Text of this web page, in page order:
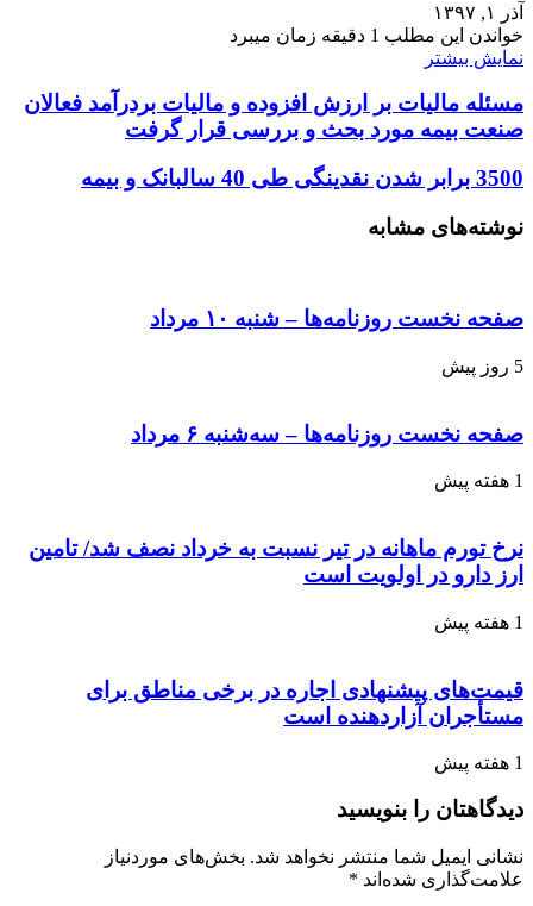
آذر ۱, ۱۳۹۷
خواندن این مطلب 1 دقیقه زمان میبرد
نمایش بیشتر
مسئله مالیات بر ارزش افزوده و مالیات بردرآمد فعالان
صنعت بیمه مورد بحث و بررسی قرار گرفت
3500 برابر شدن نقدینگی طی 40 سالبانک و بیمه
نوشته‌های مشابه
صفحه نخست روزنامه‌ها – شنبه ۱۰ مرداد
5 روز پیش
صفحه نخست روزنامه‌ها – سه‌شنبه ۶ مرداد
1 هفته پیش
نرخ تورم ماهانه در تیر نسبت به خرداد نصف شد/ تامین
ارز دارو در اولویت است
1 هفته پیش
قیمت‌های پیشنهادی اجاره در برخی مناطق برای
مستأجران آزاردهنده است
1 هفته پیش
دیدگاهتان را بنویسید
نشانی ایمیل شما منتشر نخواهد شد. بخش‌های موردنیاز
علامت‌گذاری شده‌اند *